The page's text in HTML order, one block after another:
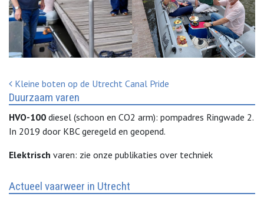
Bericht Navigatie
Kleine boten op de Utrecht Canal Pride
Duurzaam varen
HVO-100 diesel (schoon en CO2 arm): pompadres Ringwade 2.
In 2019 door KBC geregeld en geopend.
Elektrisch varen: zie onze publikaties over techniek
Actueel vaarweer in Utrecht